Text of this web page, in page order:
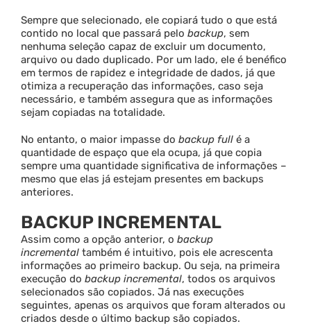
Sempre que selecionado, ele copiará tudo o que está
contido no local que passará pelo backup, sem
nenhuma seleção capaz de excluir um documento,
arquivo ou dado duplicado. Por um lado, ele é benéfico
em termos de rapidez e integridade de dados, já que
otimiza a recuperação das informações, caso seja
necessário, e também assegura que as informações
sejam copiadas na totalidade.
No entanto, o maior impasse do backup full é a
quantidade de espaço que ela ocupa, já que copia
sempre uma quantidade significativa de informações –
mesmo que elas já estejam presentes em backups
anteriores.
BACKUP INCREMENTAL
Assim como a opção anterior, o backup
incremental também é intuitivo, pois ele acrescenta
informações ao primeiro backup. Ou seja, na primeira
execução do backup incremental, todos os arquivos
selecionados são copiados. Já nas execuções
seguintes, apenas os arquivos que foram alterados ou
criados desde o último backup são copiados.